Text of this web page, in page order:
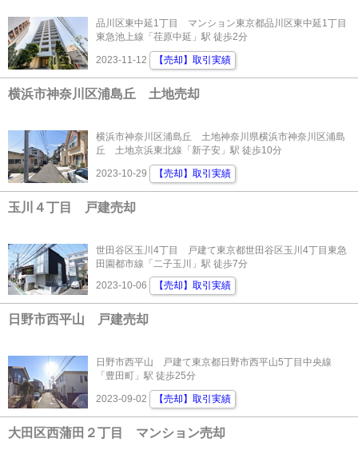
品川区東中延1丁目 マンション東京都品川区東中延1丁目
東急池上線「荏原中延」駅 徒歩2分
2023-11-12 【売却】取引実績
横浜市神奈川区浦島丘 土地売却
横浜市神奈川区浦島丘 土地神奈川県横浜市神奈川区浦島
丘 土地京浜東北線「新子安」駅 徒歩10分
2023-10-29 【売却】取引実績
玉川４丁目 戸建売却
世田谷区玉川4丁目 戸建て東京都世田谷区玉川4丁目東急
田園都市線「二子玉川」駅 徒歩7分
2023-10-06
【売却】取引実績
日野市西平山 戸建売却
日野市西平山 戸建て東京都日野市西平山5丁目中央線
「豊田町」駅 徒歩25分
2023-09-02 【売却】取引実績
大田区西蒲田２丁目 マンション売却